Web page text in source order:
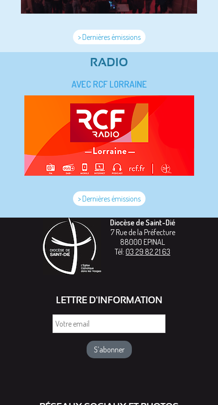
> Dernières émissions
RADIO
AVEC RCF LORRAINE
> Dernières émissions
Diocèse de Saint-Dié
7 Rue de la Préfecture
88000 EPINAL
Tél: 03 29 82 21 63
LETTRE D'INFORMATION